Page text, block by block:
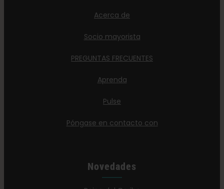
Acerca de
Socio mayorista
PREGUNTAS FRECUENTES
Aprenda
Pulse
Póngase en contacto con
Novedades